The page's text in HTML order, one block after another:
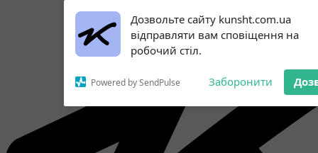
Дозвольте сайту kunsht.com.ua
відправляти вам сповіщення на
робочий стіл.
Powered by SendPulse Заборонити
Subscribe to our
notifications!
To enable permission prompts, click
on the notification icon